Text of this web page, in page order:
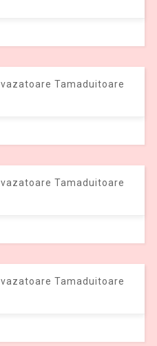
Tamaduitoare
Tamaduitoare
Tamaduitoare